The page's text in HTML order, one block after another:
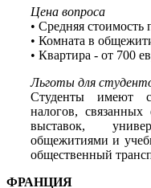
Цена вопроса
• Средняя стоимость
• Комната в
• Квартира - от 700
Льготы для
Студенты имеют
налогов,
выставок,
общежитиями и
общественный
ФРАНЦИЯ